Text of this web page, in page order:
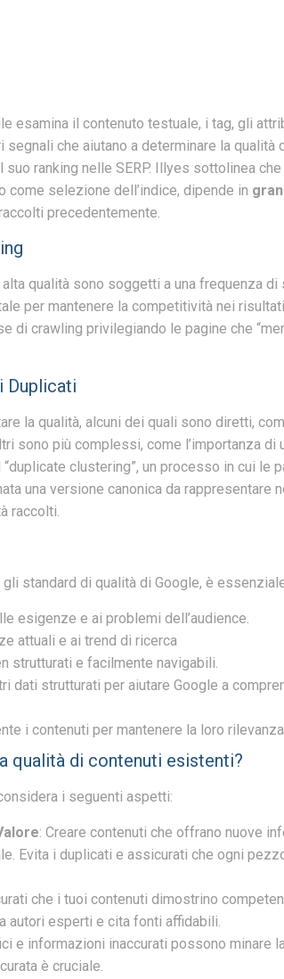
esamina il contenuto testuale, i tag, gli
che aiutano a determinare la qualità
ranking nelle SERP. Illyes sottolinea che
come selezione dell’indice, dipende in
precedentemente.
qualità sono soggetti a una frequenza di
per mantenere la competitività nei
di crawling privilegiando le pagine che
Duplicati
la qualità, alcuni dei quali sono diretti,
sono più complessi, come l’importanza di
clustering”, un processo in cui le
una versione canonica da rappresentare
raccolti.
standard di qualità di Google, è
esigenze e ai problemi dell’audience.
attuali e ai trend di ricerca
strutturati e facilmente navigabili.
dati strutturati per aiutare Google a
i contenuti per mantenere la loro
qualità di contenuti esistenti?
i seguenti aspetti:
: Creare contenuti che offrano nuove
Evita i duplicati e assicurati che ogni
che i tuoi contenuti dimostrino
autori esperti e cita fonti affidabili.
e informazioni inaccurati possono minare
è cruciale.